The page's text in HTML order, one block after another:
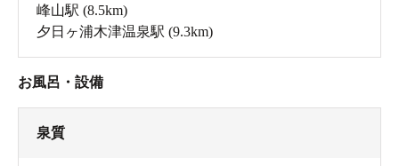
峰山駅 (8.5km)
夕日ヶ浦木津温泉駅 (9.3km)
お風呂・設備
泉質